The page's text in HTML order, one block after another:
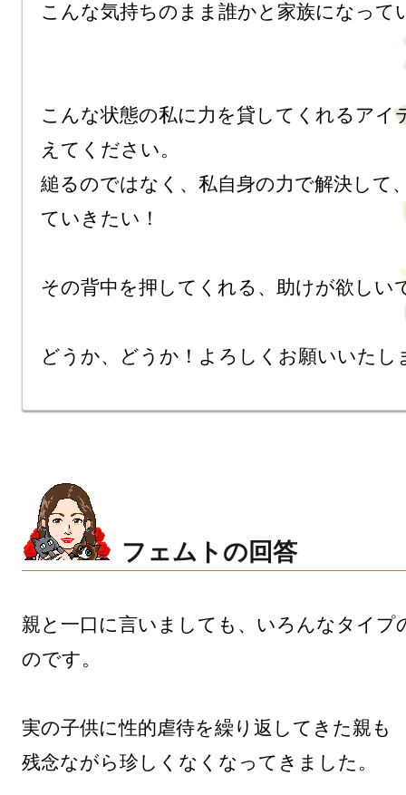
こんな気持ちのまま誰かと家族になって
こんな状態の私に力を貸してくれるアイ
えてください。
縋るのではなく、私自身の力で解決して
ていきたい！
その背中を押してくれる、助けが欲し
どうか、どうか！よろしくお願いいたし
フェムトの回答
親と一口に言いましても、いろんなタイプ
のです。
実の子供に性的虐待を繰り返してきた親も
残念ながら珍しくなくなってきました。